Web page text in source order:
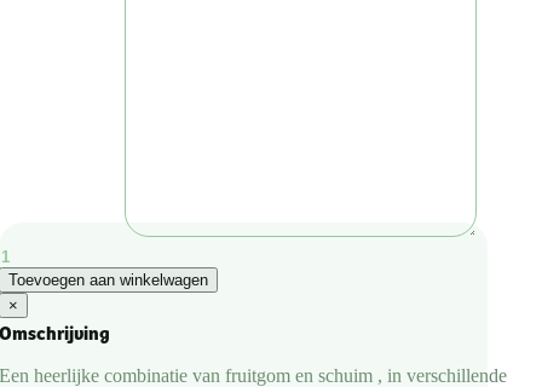
Toevoegen aan winkelwagen
×
Omschrijving
Een heerlijke combinatie van fruitgom en schuim , in verschillende